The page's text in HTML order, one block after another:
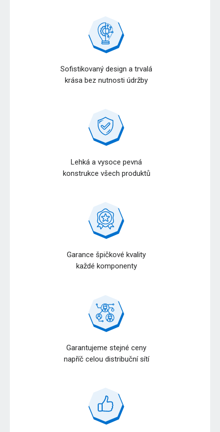
Sofistikovaný design a trvalá
krása bez nutnosti údržby
Lehká a vysoce pevná
konstrukce všech produktů
Garance špičkové kvality
každé komponenty
Garantujeme stejné ceny
napříč celou distribuční sítí